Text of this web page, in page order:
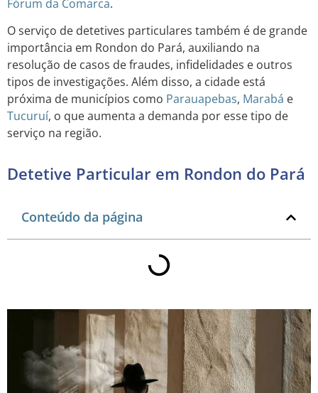
Fórum da Comarca.
O serviço de detetives particulares também é de grande
importância em Rondon do Pará, auxiliando na
resolução de casos de fraudes, infidelidades e outros
tipos de investigações. Além disso, a cidade está
próxima de municípios como Parauapebas, Marabá e
Tucuruí, o que aumenta a demanda por esse tipo de
serviço na região.
Detetive Particular em Rondon do Pará
Conteúdo da página